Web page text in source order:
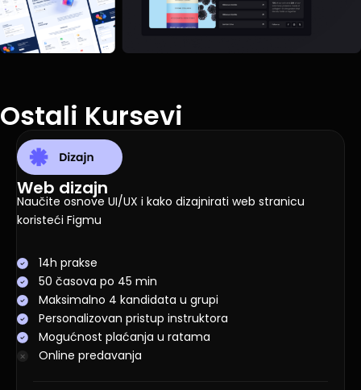
Ostali Kursevi
Web dizajn
Naučite osnove UI/UX i kako dizajnirati web stranicu
koristeći Figmu
14h prakse
50 časova po 45 min
Maksimalno 4 kandidata u grupi
Personalizovan pristup instruktora
Mogućnost plaćanja u ratama
Online predavanja